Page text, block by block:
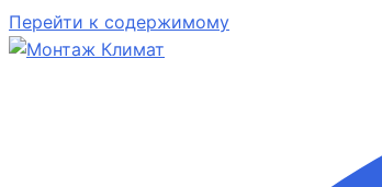
Перейти к содержимому